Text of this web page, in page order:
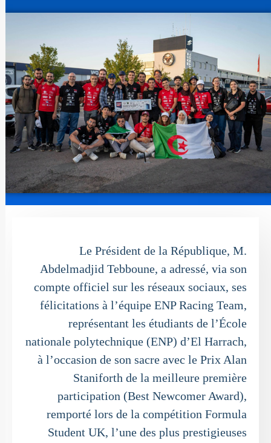
Le Président de la République, M.
Abdelmadjid Tebboune, a adressé, via son
compte officiel sur les réseaux sociaux, ses
félicitations à l’équipe ENP Racing Team,
représentant les étudiants de l’École
nationale polytechnique (ENP) d’El Harrach,
à l’occasion de son sacre avec le Prix Alan
Staniforth de la meilleure première
participation (Best Newcomer Award),
remporté lors de la compétition Formula
Student UK, l’une des plus prestigieuses